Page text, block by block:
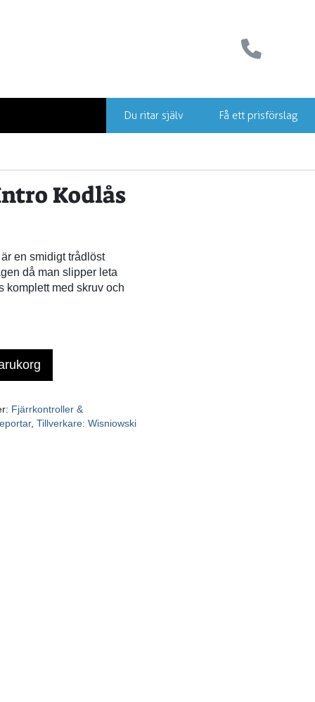
Du ritar själv Få ett prisförslag
Kodlås
en smidigt trådlöst
då man slipper leta
komplett med skruv och
Fjärrkontroller &
, Tillverkare: Wisniowski